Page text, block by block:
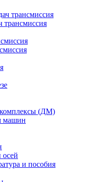
трансмиссия
трансмиссия
(ДМ)
машин
и пособия